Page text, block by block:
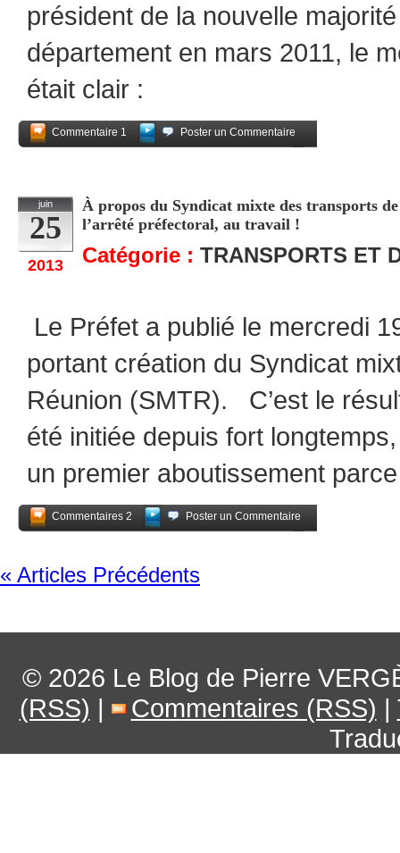
président de la nouvelle
département en mars 2011, le
était clair :
Commentaire 1
Poster un Commentaire
juin
25
2013
À propos du Syndicat mixte des transports
l’arrêté préfectoral, au travail !
Catégorie : TRANSPORTS ET
Le Préfet a publié le mercredi
portant création du Syndicat
Réunion (SMTR). C’est le
été initiée depuis fort
un premier aboutissement
Commentaires 2
Poster un Commentaire
« Articles Précédents
© 2026 Le Blog de Pierre
(RSS) | Commentaires (RSS) |